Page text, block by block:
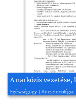
A narkózis
Egészségügy | Aneszteziológia
2008, 2 oldal